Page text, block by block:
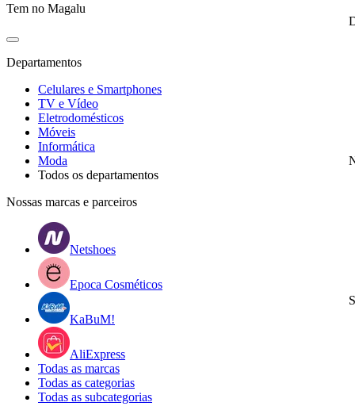
Tem no Magalu
Departamentos
Celulares e Smartphones
TV e Vídeo
Eletrodomésticos
Móveis
Informática
Moda
Todos os departamentos
Nossas marcas e parceiros
Netshoes
Epoca Cosméticos
KaBuM!
AliExpress
Todas as marcas
Todas as categorias
Todas as subcategorias